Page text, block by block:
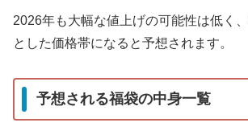
2026年も大幅な値上げの可能性は低く、
とした価格帯になると予想されます。
予想される福袋の中身一覧